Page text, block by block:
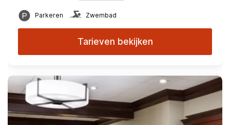
Parkeren Zwembad
Tarieven bekijken